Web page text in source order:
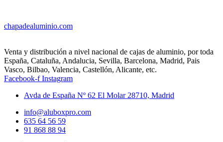
chapadealuminio.com
Venta y distribución a nivel nacional de cajas de aluminio, por toda
España, Cataluña, Andalucia, Sevilla, Barcelona, Madrid, Pais
Vasco, Bilbao, Valencia, Castellón, Alicante, etc.
Facebook-f Instagram
Avda de España Nº 62 El Molar 28710, Madrid
info@aluboxpro.com
635 64 56 59
91 868 88 94